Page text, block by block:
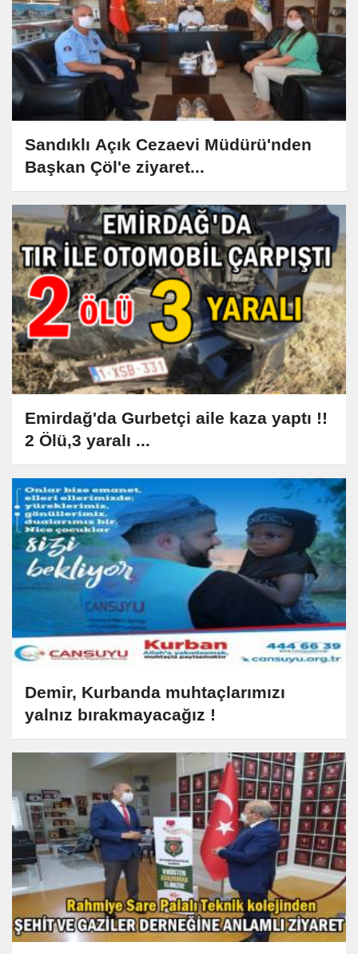
Sandıklı Açık Cezaevi Müdürü'nden
Başkan Çöl'e ziyaret...
Emirdağ'da Gurbetçi aile kaza yaptı !!
2 Ölü,3 yaralı ...
Demir, Kurbanda muhtaçlarımızı
yalnız bırakmayacağız !